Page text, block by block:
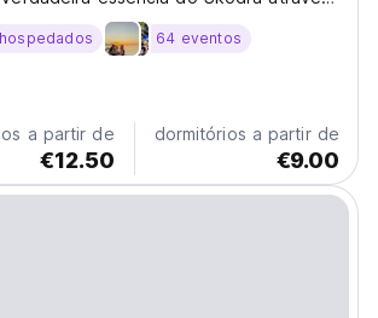
hospitalidade e experiências
64 eventos
a partir de
€12.50
dormitórios a partir de
€9.00